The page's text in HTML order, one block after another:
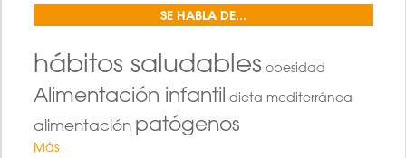
SE HABLA DE...
hábitos saludables obesidad
Alimentación infantil dieta mediterránea
alimentación patógenos
Más